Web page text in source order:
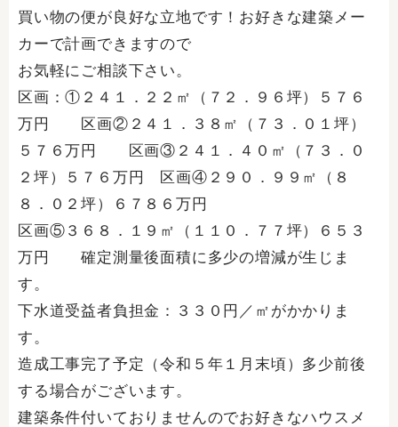
買い物の便が良好な立地です！お好きな建築メー
カーで計画できますので
お気軽にご相談下さい。
区画：①２４１．２２㎡（７２．９６坪）５７６
万円 区画②２４１．３８㎡（７３．０１坪）
５７６万円 区画③２４１．４０㎡（７３．０
２坪）５７６万円 区画④２９０．９９㎡（８
８．０２坪）６７８６万円
区画⑤３６８．１９㎡（１１０．７７坪）６５３
万円 確定測量後面積に多少の増減が生じま
す。
下水道受益者負担金：３３０円／㎡がかかりま
す。
造成工事完了予定（令和５年１月末頃）多少前後
する場合がございます。
建築条件付いておりませんのでお好きなハウスメ